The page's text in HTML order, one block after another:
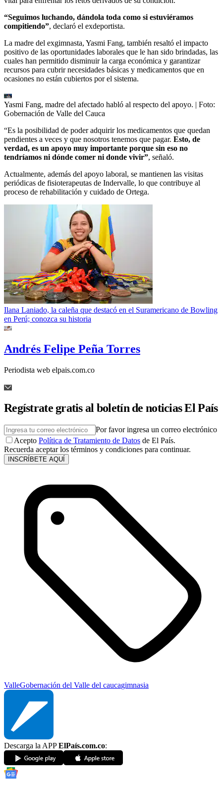
“Seguimos luchando, dándola toda como si estuviéramos
compitiendo”, declaró el exdeportista.
La madre del exgimnasta, Yasmi Fang, también resaltó el impacto
positivo de las oportunidades laborales que le han sido brindadas, las
cuales han permitido disminuir la carga económica y garantizar
recursos para cubrir necesidades básicas y medicamentos que en
ocasiones no están cubiertos por el sistema.
Yasmi Fang, madre del afectado habló al respecto del apoyo. | Foto:
Gobernación de Valle del Cauca
“Es la posibilidad de poder adquirir los medicamentos que quedan
pendientes a veces y que nosotros tenemos que pagar. Esto, de
verdad, es un apoyo muy importante porque sin eso no
tendríamos ni dónde comer ni donde vivir”, señaló.
Actualmente, además del apoyo laboral, se mantienen las visitas
periódicas de fisioterapeutas de Indervalle, lo que contribuye al
proceso de rehabilitación y cuidado de Ortega.
Ilana Laniado, la caleña que destacó en el Suramericano de Bowling
en Perú; conozca su historia
Andrés Felipe Peña Torres
Periodista web elpais.com.co
Regístrate gratis al boletín de noticias El País
Por favor ingresa un correo electrónico
Acepto Política de Tratamiento de Datos de El País.
Recuerda aceptar los términos y condiciones para continuar.
INSCRÍBETE AQUÍ
ValleGobernación del Valle del caucagimnasia
Descarga la APPElPaís.com.co: